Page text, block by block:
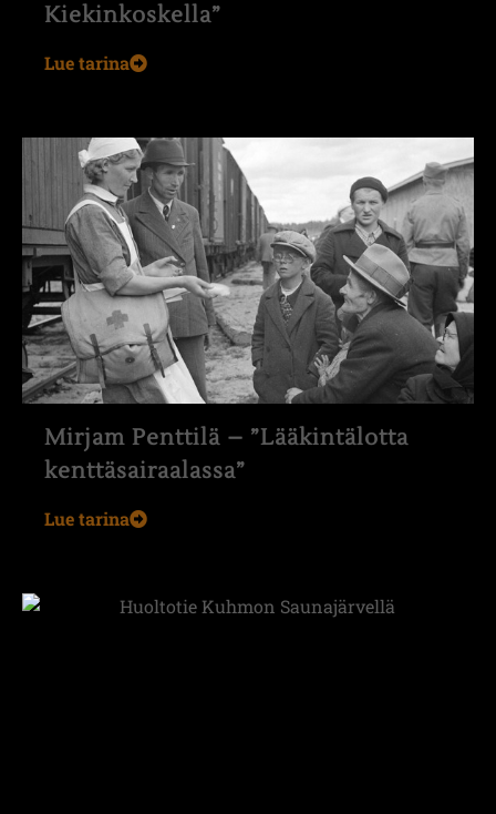
Kiekinkoskella”
Lue tarina
Mirjam Penttilä – ”Lääkintälotta
kenttäsairaalassa”
Lue tarina